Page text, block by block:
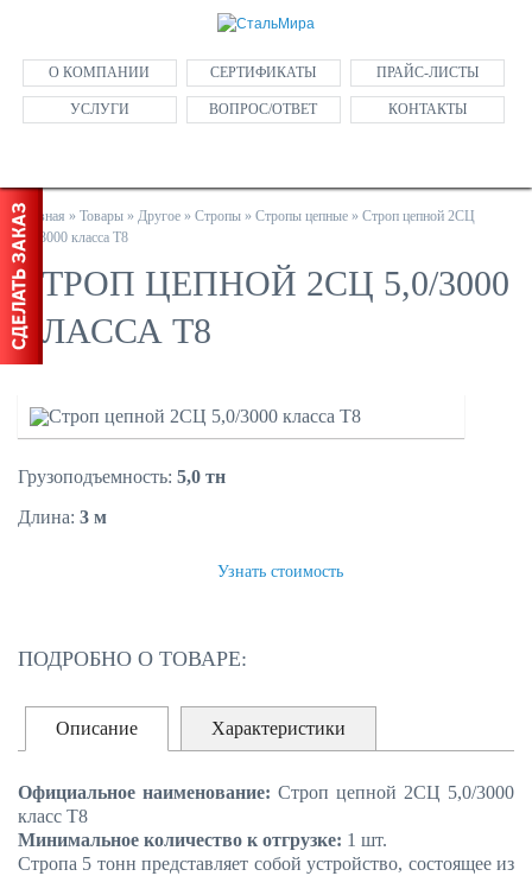
О КОМПАНИИ СЕРТИФИКАТЫ ПРАЙС-ЛИСТЫ
УСЛУГИ ВОПРОС/ОТВЕТ КОНТАКТЫ
Главная » Товары » Другое » Стропы » Стропы цепные » Строп цепной 2СЦ
5,0/3000 класса Т8
СТРОП ЦЕПНОЙ 2СЦ 5,0/3000
КЛАССА Т8
Грузоподъемность: 5,0 тн
Длина: 3 м
Узнать стоимость
ПОДРОБНО О ТОВАРЕ:
Описание Характеристики
Официальное наименование: Строп цепной 2СЦ 5,0/3000
класс Т8
Минимальное количество к отгрузке: 1 шт.
Стропа 5 тонн представляет собой устройство, состоящее из